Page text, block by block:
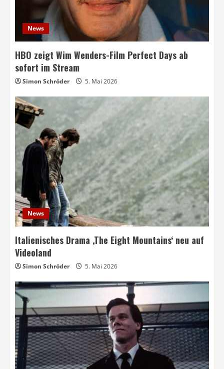
News
HBO zeigt Wim Wenders-Film Perfect Days ab
sofort im Stream
Simon Schröder 5. Mai 2026
News
Italienisches Drama ‚The Eight Mountains‘ neu auf
Videoland
Simon Schröder 5. Mai 2026